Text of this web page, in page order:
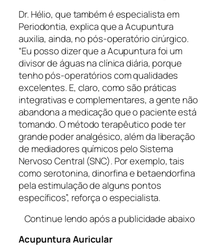
Dr. Hélio, que também é especialista em
Periodontia, explica que a Acupuntura
auxilia, ainda, no pós-operatório cirúrgico.
“Eu posso dizer que a Acupuntura foi um
divisor de águas na clínica diária, porque
tenho pós-operatórios com qualidades
excelentes. E, claro, como são práticas
integrativas e complementares, a gente não
abandona a medicação que o paciente está
tomando. O método terapêutico pode ter
grande poder analgésico, além da liberação
de mediadores químicos pelo Sistema
Nervoso Central (SNC). Por exemplo, tais
como serotonina, dinorfina e betaendorfina
pela estimulação de alguns pontos
específicos”, reforça o especialista.
Continue lendo após a publicidade abaixo
Acupuntura Auricular